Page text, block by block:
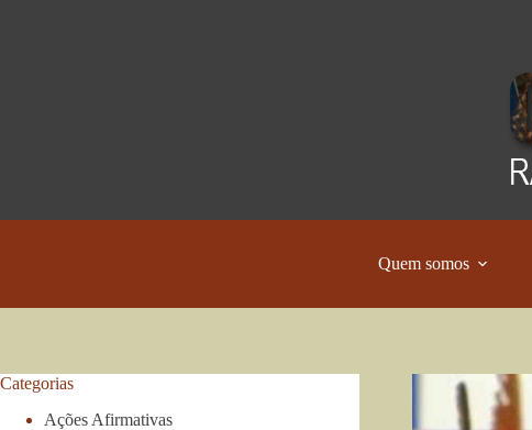
Quem somos
Categorias
Ações Afirmativas